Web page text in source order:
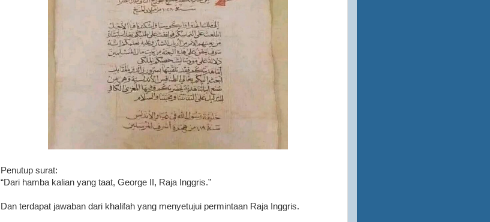
Penutup surat:
“Dari hamba kalian yang taat, George II, Raja Inggris.”
Dan terdapat jawaban dari khalifah yang menyetujui permintaan Raja Inggris.